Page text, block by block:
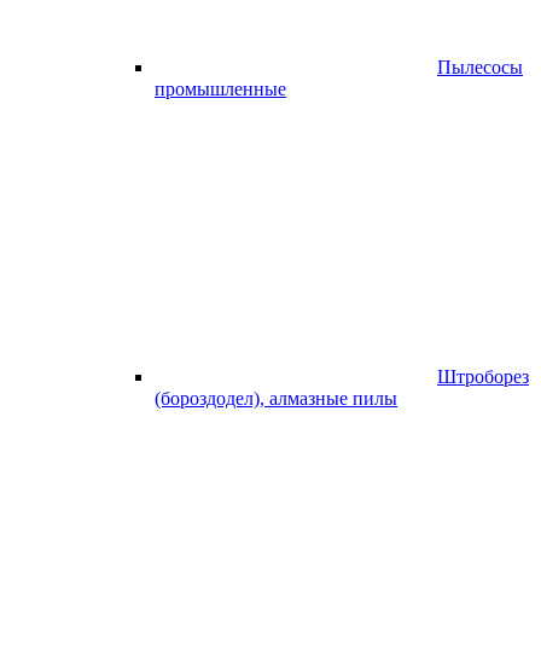
Пылесосы
промышленные
Штроборез
(бороздодел), алмазные пилы